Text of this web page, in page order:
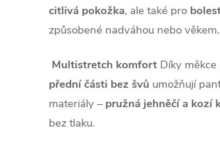
citlivá pokožka, ale také pro
způsobené nadváhou nebo věkem.
Multistretch komfort Díky
přední části bez švů umožňují
materiály –pružná jehněčí a kozí
bez tlaku.